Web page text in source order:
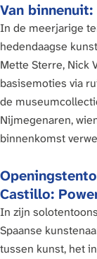
Van
In de meerjarige
hedendaagse
Mette Sterre, Nick
basisemoties via
de
Nijmegenaren,
binnenkomst
Castillo:
In zijn
Spaanse
tussen kunst, het